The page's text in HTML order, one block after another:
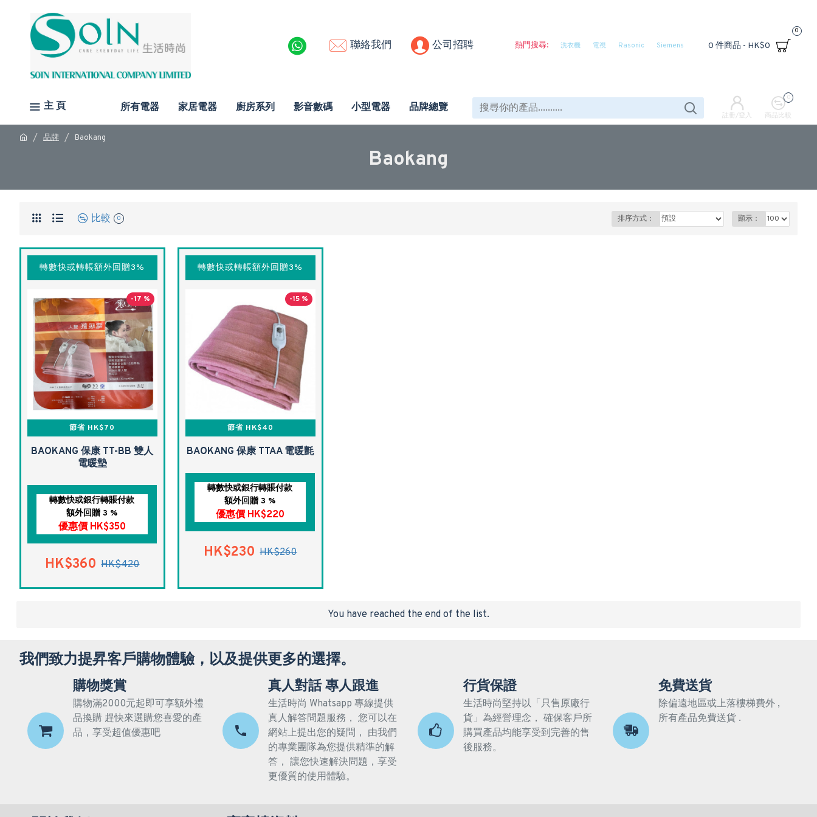
聯絡我們 公司招聘 熱門搜尋: 洗衣機 電視 Rasonic Siemens 0 件商品 - HK$0
0
主 頁 所有電器 家居電器 廚房系列 影音數碼 小型電器 品牌總覽
註冊/登入 商品比較
0
品牌 Baokang
Baokang
比較 0 排序方式： 顯示：
轉數快或轉帳額外回贈3%
-17 %
節省 HK$70
BAOKANG 保康 TT-BB 雙人
電暖墊
轉數快或銀行轉賬付款
額外回贈 3 %
優惠價 HK$350
HK$360 HK$420
轉數快或轉帳額外回贈3%
-15 %
節省 HK$40
BAOKANG 保康 TTAA 電暖氈
轉數快或銀行轉賬付款
額外回贈 3 %
優惠價 HK$220
HK$230 HK$260
You have reached the end of the list.
我們致力提昇客戶購物體驗，以及提供更多的選擇。
購物獎賞
購物滿2000元起即可享額外禮
品換購 趕快來選購您喜愛的產
品，享受超值優惠吧
真人對話 專人跟進
生活時尚 Whatsapp 專線提供
真人解答問題服務， 您可以在
網站上提出您的疑問， 由我們
的專業團隊為您提供精準的解
答， 讓您快速解決問題，享受
更優質的使用體驗。
行貨保證
生活時尚堅持以「只售原廠行
貨」為經營理念， 確保客戶所
購買產品均能享受到完善的售
後服務。
免費送貨
除偏遠地區或上落樓梯費外 ,
所有產品免費送貨 .